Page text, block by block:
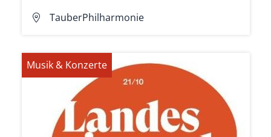
TauberPhilharmonie
Musik & Konzerte